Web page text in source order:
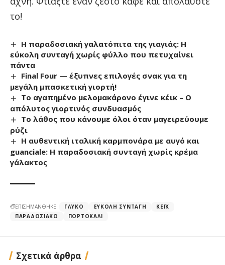
το!
Η παραδοσιακή γαλατόπιτα της γιαγιάς: Η
εύκολη συνταγή χωρίς φύλλο που πετυχαίνει
πάντα
Final Four — έξυπνες επιλογές σνακ για τη
μεγάλη μπασκετική γιορτή!
Το αγαπημένο μελομακάρονο έγινε κέικ – Ο
απόλυτος γιορτινός συνδυασμός
Το λάθος που κάνουμε όλοι όταν μαγειρεύουμε
ρύζι
Η αυθεντική ιταλική καρμπονάρα με αυγό και
guanciale: Η παραδοσιακή συνταγή χωρίς κρέμα
γάλακτος
ΕΠΙΣΗΜΑΝΘΗΚΕ: ΓΛΥΚΌ ΕΎΚΟΛΗ ΣΥΝΤΑΓΉ
ΚΈΙΚ
ΠΑΡΑΔΟΣΙΑΚΌ
ΠΟΡΤΟΚΆΛΙ
Σχετικά άρθρα